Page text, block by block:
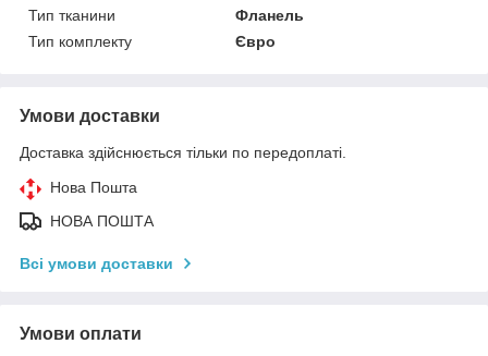
Тип тканини
Фланель
Тип комплекту
Євро
Умови доставки
Доставка здійснюється тільки по передоплаті.
Нова Пошта
НОВА ПОШТА
Всі умови доставки
Умови оплати